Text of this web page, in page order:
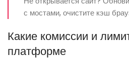
с мостами, очистите кэш
Какие комиссии и
платформе